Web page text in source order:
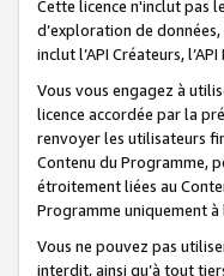
Cette licence n'inclut pas
d’exploration de
inclut l’API Créateurs,
Vous vous engagez à
licence accordée par la
renvoyer les utilisateurs
Contenu du Programme,
étroitement liées au
Programme uniquement
Vous ne pouvez pas
interdit, ainsi qu’à tout